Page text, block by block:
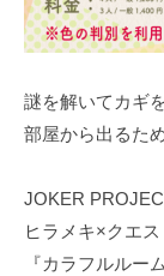
謎を解いてカギ
部屋から出るた
JOKER
ヒラメキ×クエ
『カラフルルー